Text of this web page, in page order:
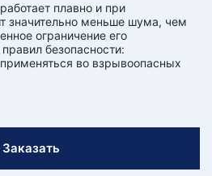
плавно и при
значительно меньше шума, чем
ограничение его
безопасности:
во взрывоопасных
Заказать